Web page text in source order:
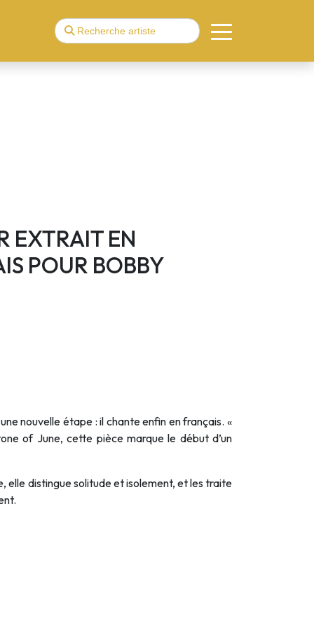
EXTRAIT EN
POUR BOBBY
nouvelle étape : il chante enfin en français. «
of June, cette pièce marque le début d’un
elle distingue solitude et isolement, et les traite